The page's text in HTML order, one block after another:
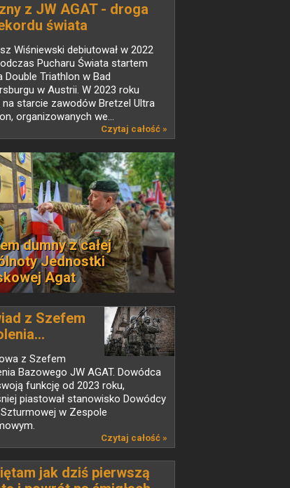
z JW AGAT - droga
świata
Wiśniewski debiutował w 2022
Pucharu Świata startem
Double Triathlon w Bad
w Austrii. W 2023 roku
na starcie zawodów Bretzel Ultra
organizowanych we...
Czytaj całość »
dumny z całej
Jednostki
Agat
z Szefem
z Szefem
Bazowego JW AGAT. Dowódca
funkcję od 2023 roku,
piastował stanowisko Dowódcy
w Zespole
Czytaj całość »
jak dziś pierwszą